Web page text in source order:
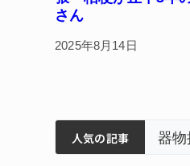
さん
2025年8月14日
人気の記事
ィアで清掃 伊賀
3回目の派遣 器